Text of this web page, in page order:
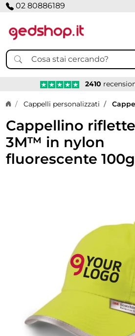
02 80886189
2410
Home page
Cappelli personalizzati
Cappellino
3M™ in nylon
fluorescente 100g